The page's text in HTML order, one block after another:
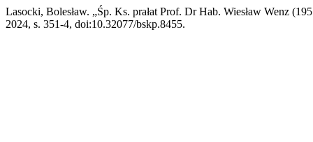
Lasocki, Bolesław. „Śp. Ks. prałat Prof. Dr Hab. Wiesław Wenz
2024, s. 351-4, doi:10.32077/bskp.8455.